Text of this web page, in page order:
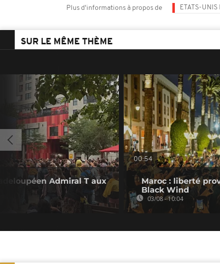
Plus d'informations à propos de ETATS-UNIS
SUR LE MÊME THÈME
Admiral T aux
00:54
Maroc : liberté
Black Wind
03/08 - 10:04